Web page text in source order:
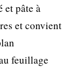
et pâte à
et convient
feuillage